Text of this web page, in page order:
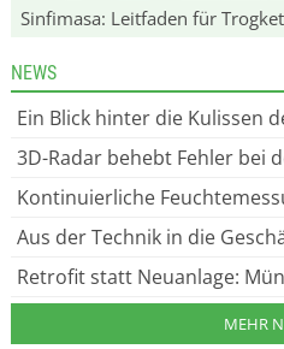
Sinfimasa: Leitfaden für
NEWS
3D-Radar behebt Fehler bei
Aus der Technik in die
MEHR